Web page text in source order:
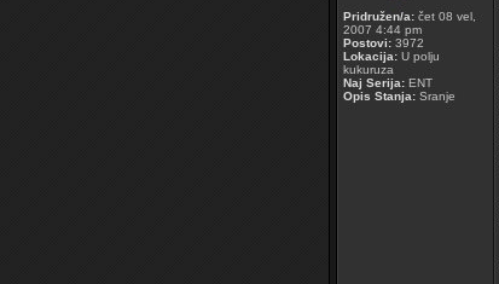
Pridružen/a: čet 08 vel,
2007 4:44 pm
Postovi: 3972
Lokacija: U polju
kukuruza
Naj Serija: ENT
Opis Stanja: Sranje